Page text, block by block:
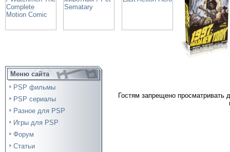
Меню сайта
PSP фильмы
PSP сериалы
Разное для PSP
Игры для PSP
Форум
Статьи
Гостям запрещено просматривать